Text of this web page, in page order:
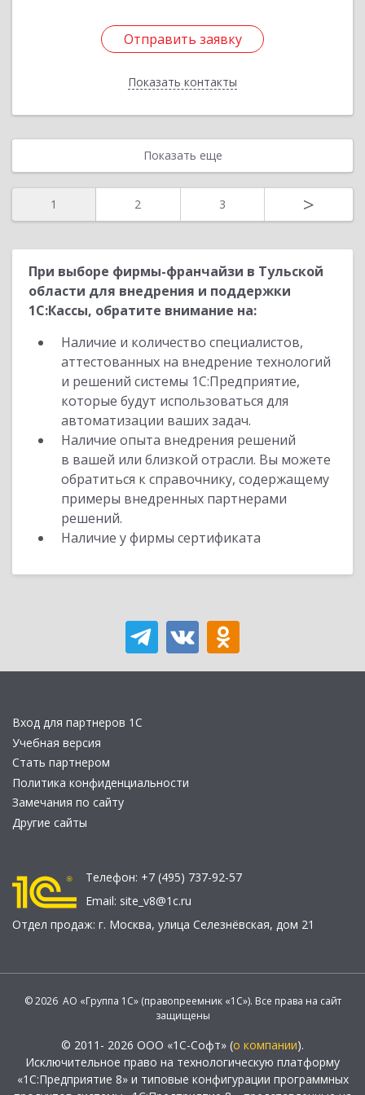
Отправить заявку
Показать контакты
Отправить заявку
Назад
Показать еще
1 2 3 >
При выборе фирмы-франчайзи в Тульской
области для внедрения и поддержки
1С:Кассы, обратите внимание на:
Наличие и количество специалистов,
аттестованных на внедрение технологий
и решений системы 1С:Предприятие,
которые будут использоваться для
автоматизации ваших задач.
Наличие опыта внедрения решений
в вашей или близкой отрасли. Вы можете
обратиться к справочнику, содержащему
примеры внедренных партнерами
решений.
Наличие у фирмы сертификата
Вход для партнеров 1С
Учебная версия
Стать партнером
Политика конфиденциальности
Замечания по сайту
Другие сайты
Телефон: +7 (495) 737-92-57
Email: site_v8@1c.ru
Отдел продаж: г. Москва, улица Селезнёвская, дом 21
© 2026 АО «Группа 1С» (правопреемник «1С»). Все права на сайт
защищены
© 2011- 2026 ООО «1С-Софт» (о компании).
Исключительное право на технологическую платформу
«1С:Предприятие 8» и типовые конфигурации программных